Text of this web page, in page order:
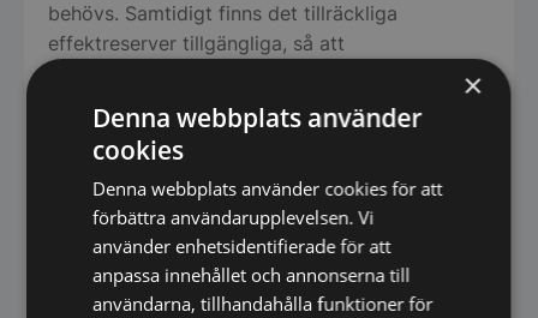
behövs. Samtidigt finns det tillräckliga
effektreserver tillgängliga, så att
vid stekning eller ösning av stora mängder. För
dig innebär det maximal prestanda utan att
maten bränner vid eller kokar över. Vilket i sin
tur leder till förstklassig kvalitet på maten,
högre produktivitet, mindre stekförluster och
lägre energiförbrukning.
iCookingSuite:
×
Denna webbplats använder
cookies
Denna webbplats använder cookies för att
förbättra användarupplevelsen. Vi
använder enhetsidentifierade för att
anpassa innehållet och annonserna till
användarna, tillhandahålla funktioner för